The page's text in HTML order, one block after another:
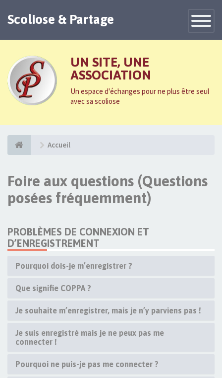
Toggle
Scoliose & Partage
UN SITE, UNE
ASSOCIATION
Un espace d'échanges pour ne plus être seul
avec sa scoliose
Accueil
Foire aux questions (Questions
posées fréquemment)
PROBLÈMES DE CONNEXION ET
D’ENREGISTREMENT
Pourquoi dois-je m’enregistrer ?
Que signifie COPPA ?
Je souhaite m’enregistrer, mais je n’y parviens pas !
Je suis enregistré mais je ne peux pas me
connecter !
Pourquoi ne puis-je pas me connecter ?